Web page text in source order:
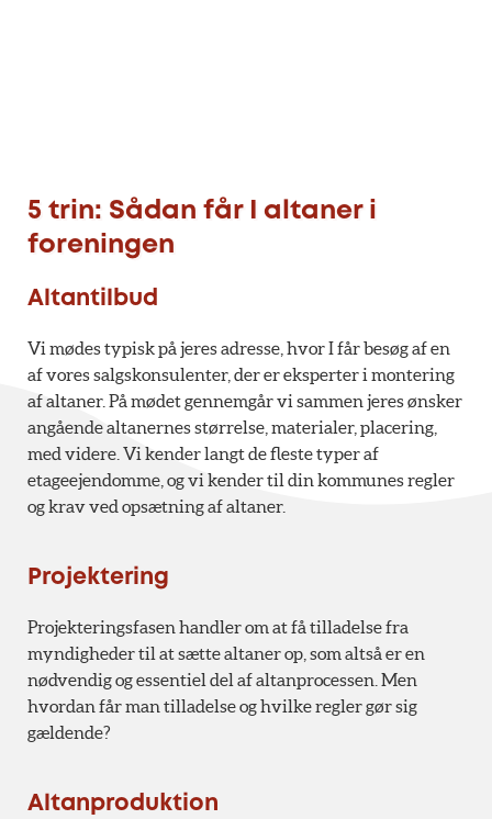
5 trin: Sådan får I altaner i
foreningen
Altantilbud
Vi mødes typisk på jeres adresse, hvor I får besøg af en
af vores salgskonsulenter, der er eksperter i montering
af altaner. På mødet gennemgår vi sammen jeres ønsker
angående altanernes størrelse, materialer, placering,
med videre. Vi kender langt de fleste typer af
etageejendomme, og vi kender til din kommunes regler
og krav ved opsætning af altaner.
Projektering
Projekteringsfasen handler om at få tilladelse fra
myndigheder til at sætte altaner op, som altså er en
nødvendig og essentiel del af altanprocessen. Men
hvordan får man tilladelse og hvilke regler gør sig
gældende?
Altanproduktion